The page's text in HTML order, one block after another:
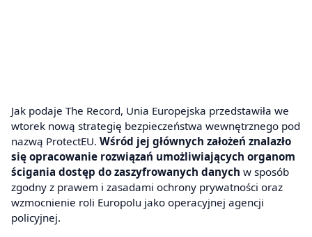
Jak podaje The Record, Unia Europejska przedstawiła we
wtorek nową strategię bezpieczeństwa wewnętrznego pod
nazwą ProtectEU. Wśród jej głównych założeń znalazło
się opracowanie rozwiązań umożliwiających organom
ścigania dostęp do zaszyfrowanych danych w sposób
zgodny z prawem i zasadami ochrony prywatności oraz
wzmocnienie roli Europolu jako operacyjnej agencji
policyjnej.